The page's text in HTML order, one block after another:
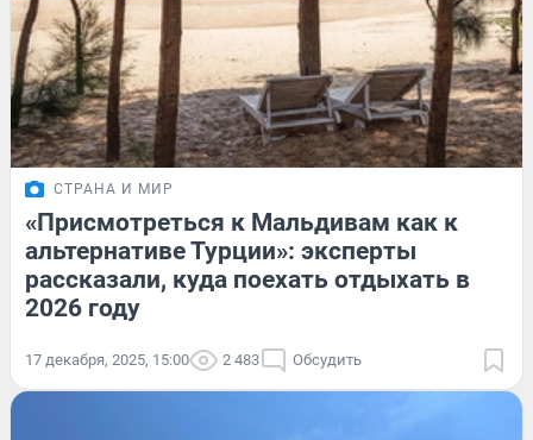
СТРАНА И МИР
«Присмотреться к Мальдивам как к
альтернативе Турции»: эксперты
рассказали, куда поехать отдыхать в
2026 году
17 декабря, 2025, 15:00 2 483 Обсудить